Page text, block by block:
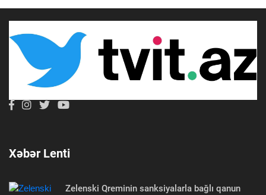
Xəbər Lenti
Zelenski Qreminin sanksiyalarla bağlı qanun